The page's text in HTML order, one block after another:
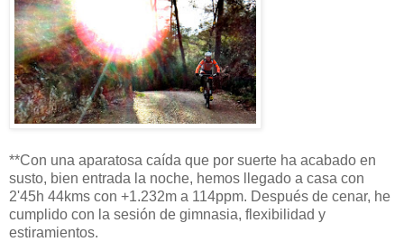
**Con una aparatosa caída que por suerte ha acabado en
susto, bien entrada la noche, hemos llegado a casa con
2'45h 44kms con +1.232m a 114ppm. Después de cenar, he
cumplido con la sesión de gimnasia, flexibilidad y
estiramientos.